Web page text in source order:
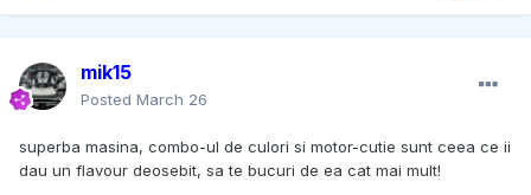
mik15
Posted March 26
superba masina, combo-ul de culori si motor-cutie sunt ceea ce ii
dau un flavour deosebit, sa te bucuri de ea cat mai mult!